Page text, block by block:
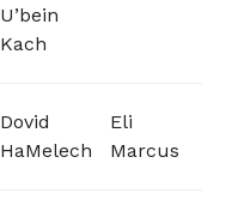
U’bein
Kach
Dovid
HaMelech
Eli
Marcus